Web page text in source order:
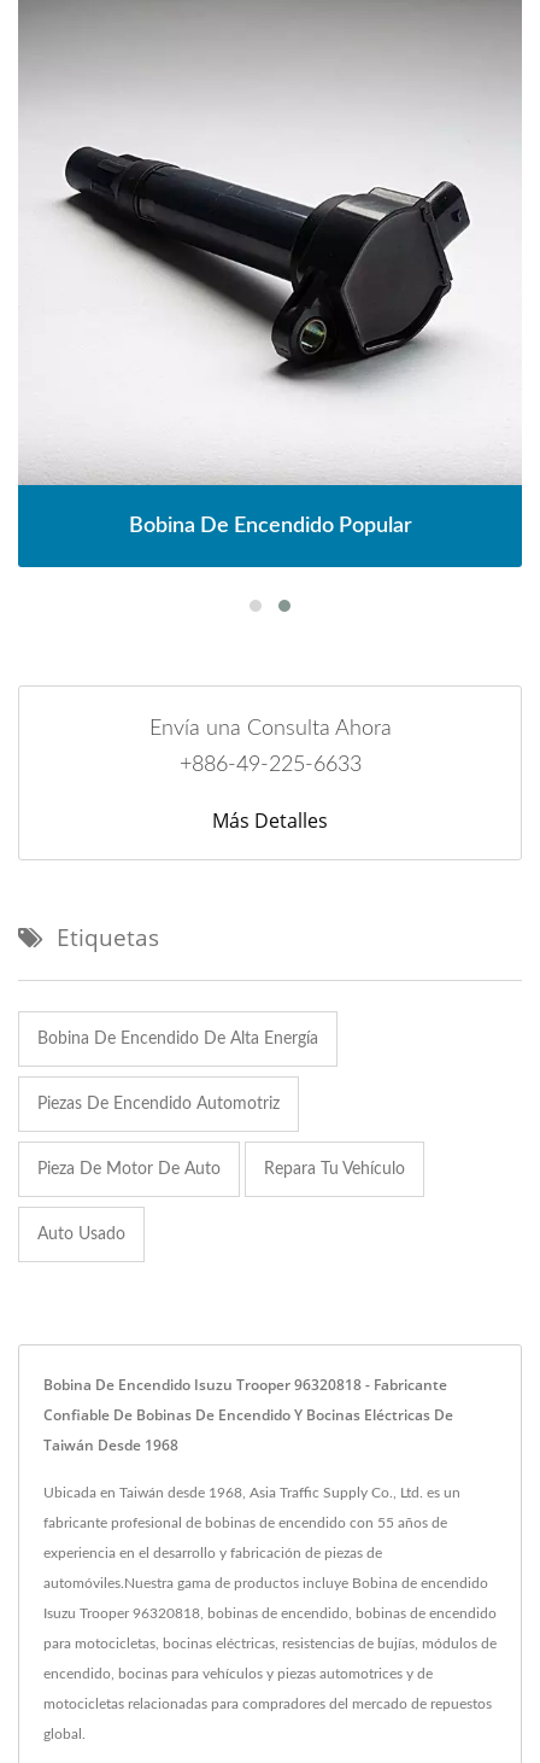
Bobina De Encendido Popular
Envía una Consulta Ahora
+886-49-225-6633
Más Detalles
Etiquetas
Bobina De Encendido De Alta Energía
Piezas De Encendido Automotriz
Pieza De Motor De Auto Repara Tu Vehículo
Auto Usado
Bobina De Encendido Isuzu Trooper 96320818 - Fabricante
Confiable De Bobinas De Encendido Y Bocinas Eléctricas De
Taiwán Desde 1968
Ubicada en Taiwán desde 1968, Asia Traffic Supply Co., Ltd. es un
fabricante profesional de bobinas de encendido con 55 años de
experiencia en el desarrollo y fabricación de piezas de
automóviles.Nuestra gama de productos incluye Bobina de encendido
Isuzu Trooper 96320818, bobinas de encendido, bobinas de encendido
para motocicletas, bocinas eléctricas, resistencias de bujías, módulos de
encendido, bocinas para vehículos y piezas automotrices y de
motocicletas relacionadas para compradores del mercado de repuestos
global.